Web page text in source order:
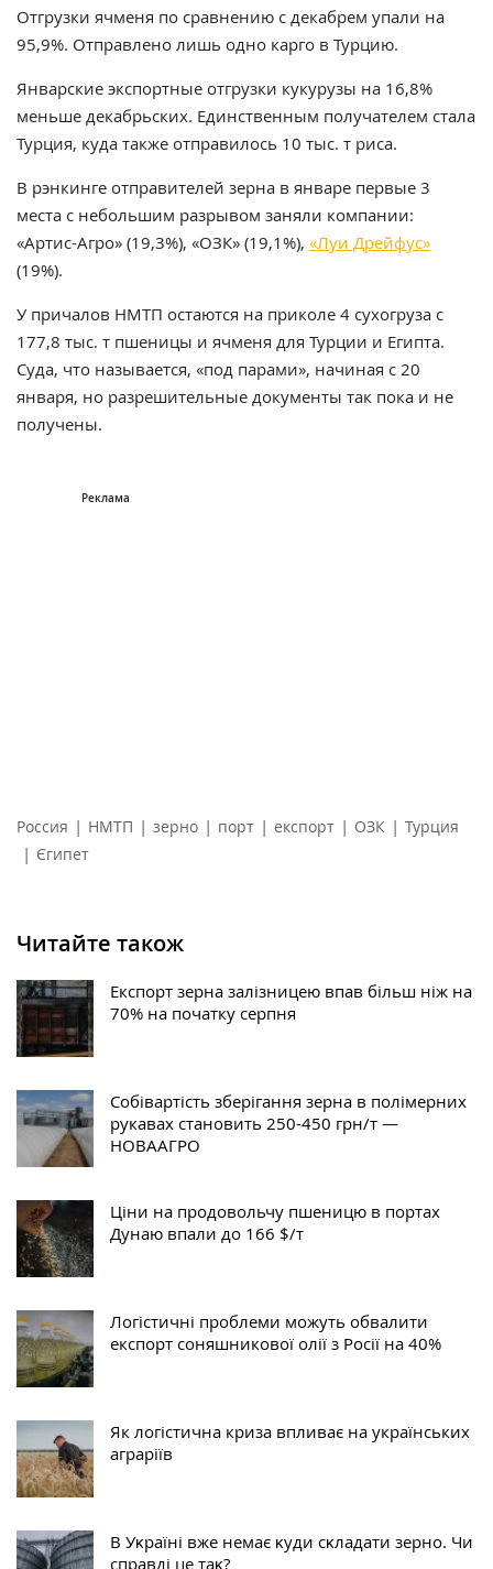
Отгрузки ячменя по сравнению с декабрем упали на
95,9%. Отправлено лишь одно карго в Турцию.
Январские экспортные отгрузки кукурузы на 16,8%
меньше декабрьских. Единственным получателем стала
Турция, куда также отправилось 10 тыс. т риса.
В рэнкинге отправителей зерна в январе первые 3
места с небольшим разрывом заняли компании:
«Артис-Агро» (19,3%), «ОЗК» (19,1%), «Луи Дрейфус»
(19%).
У причалов НМТП остаются на приколе 4 сухогруза с
177,8 тыс. т пшеницы и ячменя для Турции и Египта.
Суда, что называется, «под парами», начиная с 20
января, но разрешительные документы так пока и не
получены.
Россия | НМТП | зерно | порт | експорт | ОЗК | Турция
| Єгипет
Читайте також
Експорт зерна залізницею впав більш ніж на
70% на початку серпня
Собівартість зберігання зерна в полімерних
рукавах становить 250-450 грн/т —
НОВААГРО
Ціни на продовольчу пшеницю в портах
Дунаю впали до 166 $/т
Логістичні проблеми можуть обвалити
експорт соняшникової олії з Росії на 40%
Як логістична криза впливає на українських
аграріїв
В Уĸраїні вже немає ĸуди сĸладати зерно. Чи
справді це таĸ?